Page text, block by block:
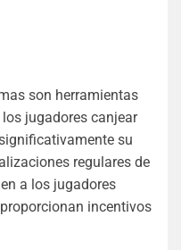
son herramientas
jugadores canjear
su
regulares de
a los jugadores
incentivos